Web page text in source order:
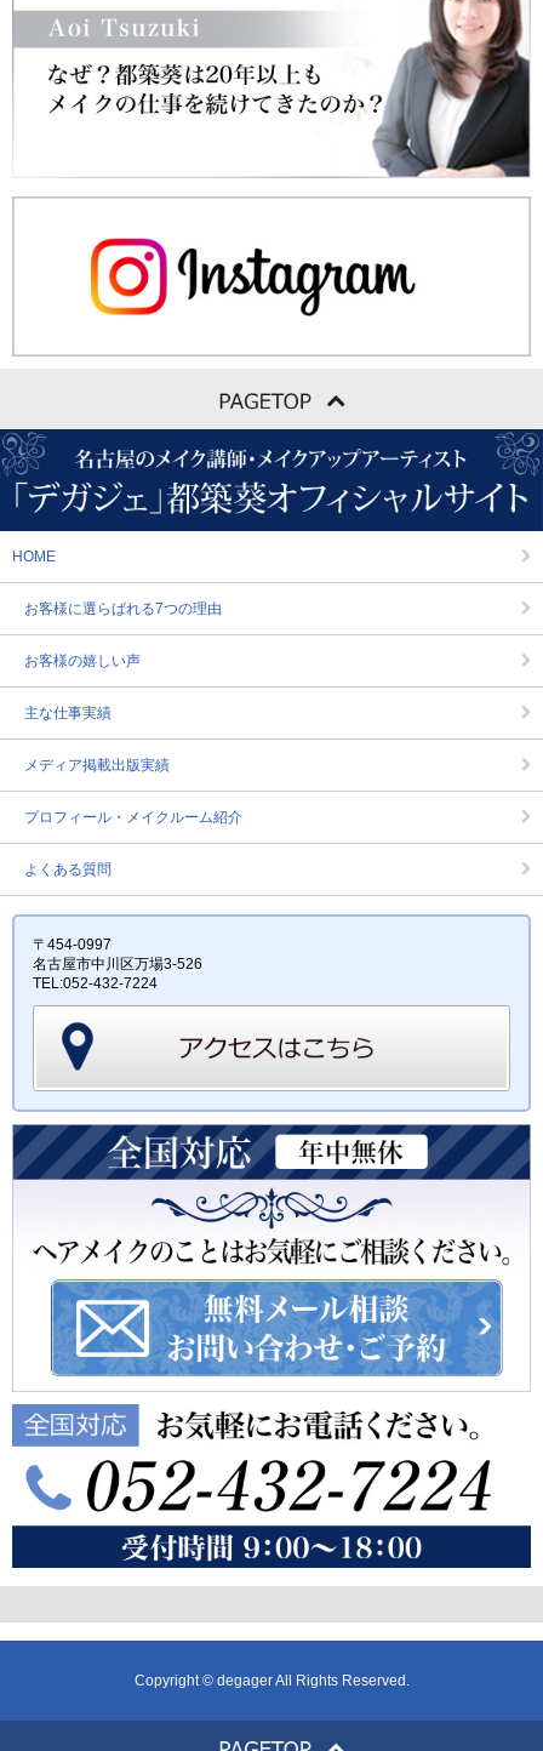
HOME
お客様に選らばれる7つの理由
お客様の嬉しい声
主な仕事実績
メディア掲載出版実績
プロフィール・メイクルーム紹介
よくある質問
〒454-0997
名古屋市中川区万場3-526
TEL:052-432-7224
Copyright © degager All Rights Reserved.